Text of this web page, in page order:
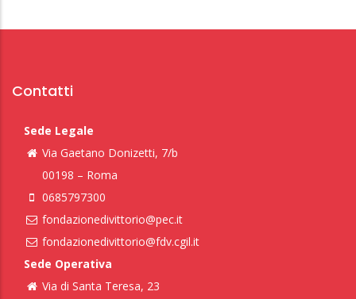
Contatti
Sede Legale
Via Gaetano Donizetti, 7/b
00198 – Roma
0685797300
fondazionedivittorio@pec.it
fondazionedivittorio@fdv.cgil.it
Sede Operativa
Via di Santa Teresa, 23